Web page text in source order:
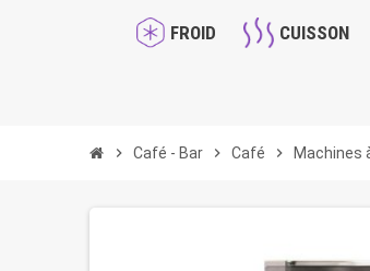
FROID CUISSON
chevron_right Café - Bar chevron_right Café chevron_right Machines